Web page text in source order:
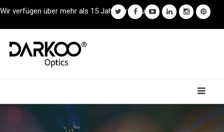
Wir verfügen über mehr als 15 Jahre Erfahrung.